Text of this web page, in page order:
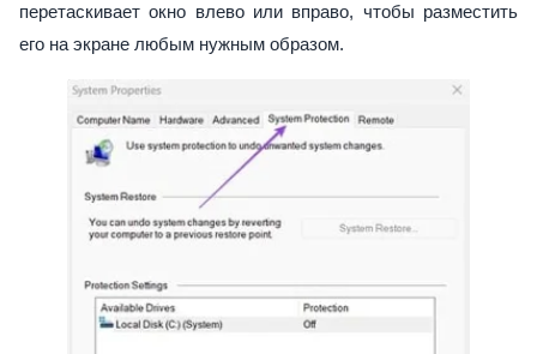
перетаскивает окно влево или вправо, чтобы разместить
его на экране любым нужным образом.